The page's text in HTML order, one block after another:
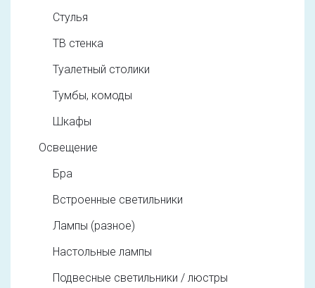
Стулья
ТВ стенка
Туалетный столики
Тумбы, комоды
Шкафы
Освещение
Бра
Встроенные светильники
Лампы (разное)
Настольные лампы
Подвесные светильники / люстры